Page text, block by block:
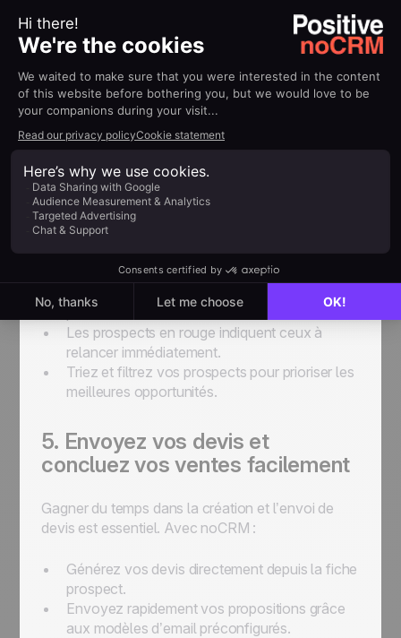
Ajoutez des leads manuellement, par email
BCC ou via scan de carte de visite.
Utilisez l’extension Lead Clipper pour
récupérer instantanément des leads depuis
n’importe quelle page web.
4. Gardez le contrôle avec un
pipeline visuel clair
Les auto-entrepreneurs ont besoin d’une vue
simple et intuitive pour savoir exactement où se
trouve chaque prospect. Avec noCRM :
Personnalisez votre pipeline selon votre
Les prospects en rouge indiquent ceux à
relancer immédiatement.
Triez et filtrez vos prospects pour prioriser les
meilleures opportunités.
5. Envoyez vos devis et
concluez vos ventes facilement
Gagner du temps dans la création et l’envoi de
devis est essentiel. Avec noCRM :
Générez vos devis directement depuis la fiche
prospect.
Envoyez rapidement vos propositions grâce
aux modèles d’email préconfigurés.